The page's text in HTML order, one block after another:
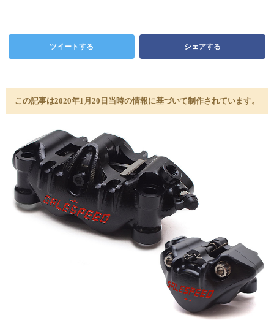
ツイートする シェアする
この記事は2020年1月20日当時の情報に基づいて制作されています。